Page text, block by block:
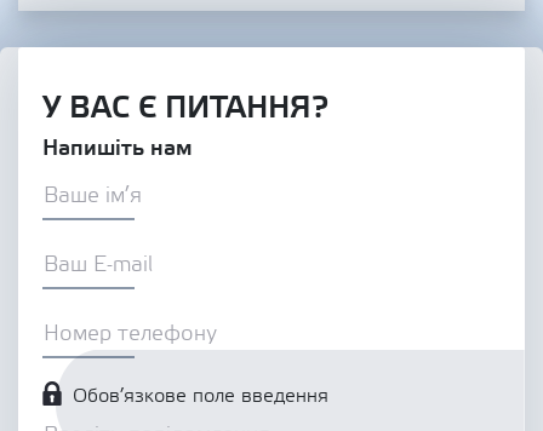
У ВАС Є ПИТАННЯ?
Напишіть нам
Обов’язкове поле введення